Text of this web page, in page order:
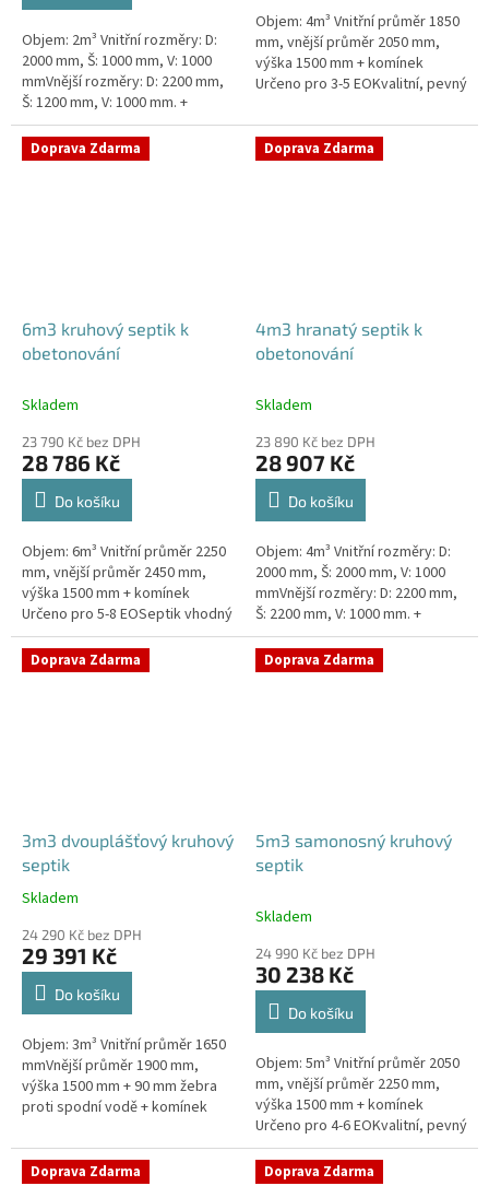
Objem: 2m³ Vnitřní rozměry: D:
2000 mm, Š: 1000 mm, V: 1000
mmVnější rozměry: D: 2200 mm,
Š: 1200 mm, V: 1000 mm. +
komínek Určeno pro 1-3
EOKvalitní, pevný septik bez
potřeby...
hvězdiček.
Objem: 4m³ Vnitřní průměr 1850
mm, vnější průměr 2050 mm,
výška 1500 mm + komínek
Určeno pro 3-5 EOKvalitní, pevný
obetonováníPrůměr a pozici
přítoku a odtoku...
Doprava Zdarma
6m3 kruhový septik k
obetonování
Skladem
23 790 Kč bez DPH
28 786 Kč
Do košíku
Objem: 6m³ Vnitřní průměr 2250
mm, vnější průměr 2450 mm,
výška 1500 mm + komínek
Určeno pro 5-8 EOSeptik vhodný
pod parkovací stání,
komunikace a do jílovité
zeminyPrůměr...
Doprava Zdarma
4m3 hranatý septik k
obetonování
Skladem
23 890 Kč bez DPH
28 907 Kč
Do košíku
Objem: 4m³ Vnitřní rozměry: D:
2000 mm, Š: 2000 mm, V: 1000
mmVnější rozměry: D: 2200 mm,
Š: 2200 mm, V: 1000 mm. +
komínek Určeno pro 3-5
EOSeptik vhodný pod parkovací
stání,...
Doprava Zdarma
3m3 dvouplášťový kruhový
septik
Průměrné
produktu
je
4,4
hvězdiček.
Skladem
24 290 Kč bez DPH
29 391 Kč
Do košíku
Objem: 3m³ Vnitřní průměr 1650
mmVnější průměr 1900 mm,
výška 1500 mm + 90 mm žebra
proti spodní vodě + komínek
septik vhodný do míst s
vysokou...
Doprava Zdarma
5m3 samonosný kruhový
septik
Skladem
24 990 Kč bez DPH
30 238 Kč
Do košíku
Objem: 5m³ Vnitřní průměr 2050
mm, vnější průměr 2250 mm,
výška 1500 mm + komínek
Určeno pro 4-6 EOKvalitní, pevný
septik bez potřeby
obetonováníPrůměr a pozici
Doprava Zdarma Doprava Zdarma